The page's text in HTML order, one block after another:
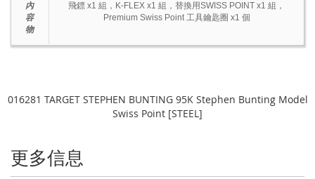
內
容
物
飛鏢 x1 組，K-FLEX x1 組，替換用SWISS POINT x1 組，
Premium Swiss Point 工具鑰匙圈 x1 個
016281 TARGET STEPHEN BUNTING 95K Stephen Bunting Model
Swiss Point [STEEL]
更多信息